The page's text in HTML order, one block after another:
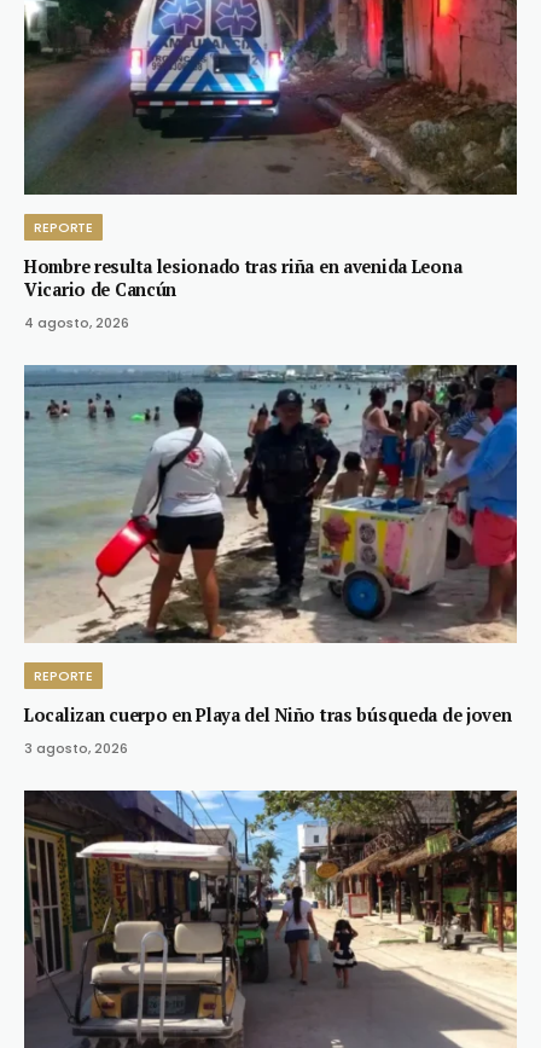
REPORTE
Hombre resulta lesionado tras riña en avenida Leona
Vicario de Cancún
4 agosto, 2026
REPORTE
Localizan cuerpo en Playa del Niño tras búsqueda de joven
3 agosto, 2026